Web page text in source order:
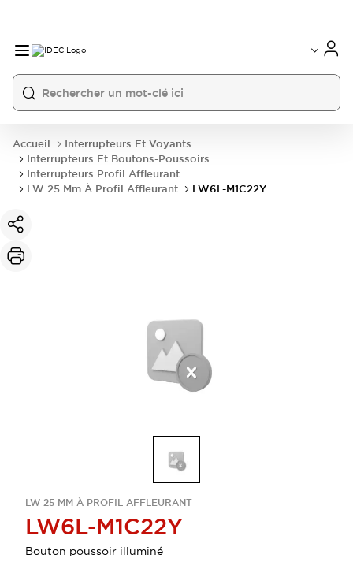
Accueil
Interrupteurs Et Voyants
Interrupteurs Et Boutons-Poussoirs
Interrupteurs Profil Affleurant
LW 25 Mm À Profil Affleurant
LW6L-M1C22Y
LW 25 MM À PROFIL AFFLEURANT
LW6L-M1C22Y
Bouton poussoir illuminé